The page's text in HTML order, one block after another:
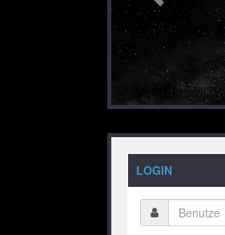
LOGIN